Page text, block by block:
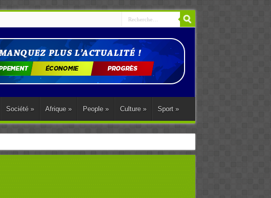
Société » Afrique » People » Culture » Sport »